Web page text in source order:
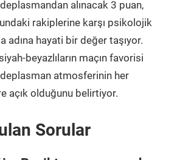
alınacak 3 puan,
rakiplerine karşı psikolojik
adına hayati bir değer taşıyor.
beyazlıların maçın favorisi
atmosferinin her
açık olduğunu belirtiyor.
Sorular